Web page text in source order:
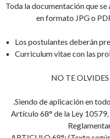
Toda la documentación que
en formato JPG o
Los postulantes deberán
Curriculum vitae con las
NO TE
.Siendo de aplicación en
Artículo 68° de la Ley